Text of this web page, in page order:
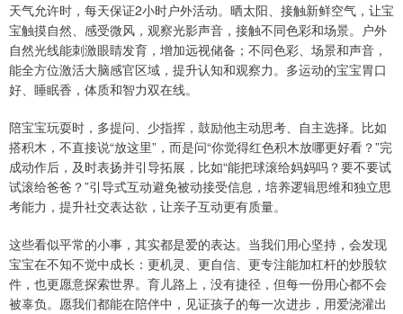
天气允许时，每天保证2小时户外活动。晒太阳、接触新鲜空气，让宝
宝触摸自然、感受微风，观察光影声音，接触不同色彩和场景。户外
自然光线能刺激眼睛发育，增加远视储备；不同色彩、场景和声音，
能全方位激活大脑感官区域，提升认知和观察力。多运动的宝宝胃口
好、睡眠香，体质和智力双在线。
陪宝宝玩耍时，多提问、少指挥，鼓励他主动思考、自主选择。比如
搭积木，不直接说“放这里”，而是问“你觉得红色积木放哪更好看？”完
成动作后，及时表扬并引导拓展，比如“能把球滚给妈妈吗？要不要试
试滚给爸爸？”引导式互动避免被动接受信息，培养逻辑思维和独立思
考能力，提升社交表达欲，让亲子互动更有质量。
这些看似平常的小事，其实都是爱的表达。当我们用心坚持，会发现
宝宝在不知不觉中成长：更机灵、更自信、更专注能加杠杆的炒股软
件，也更愿意探索世界。育儿路上，没有捷径，但每一份用心都不会
被辜负。愿我们都能在陪伴中，见证孩子的每一次进步，用爱浇灌出